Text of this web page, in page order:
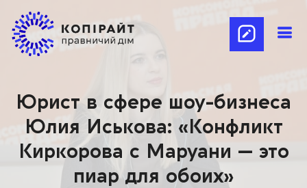
Юрист в сфере шоу-бизнеса
Юлия Иськова: «Конфликт
Киркорова с Маруани — это
пиар для обоих»